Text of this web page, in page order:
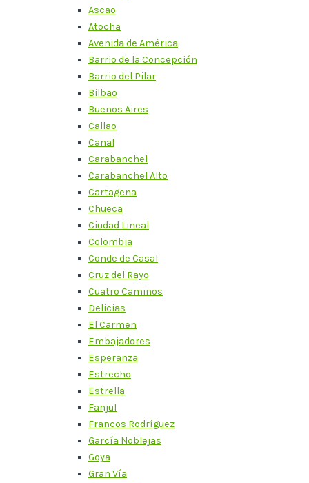
Ascao
Atocha
Avenida de América
Barrio de la Concepción
Barrio del Pilar
Bilbao
Buenos Aires
Callao
Canal
Carabanchel
Carabanchel Alto
Cartagena
Chueca
Ciudad Lineal
Colombia
Conde de Casal
Cruz del Rayo
Cuatro Caminos
Delicias
El Carmen
Embajadores
Esperanza
Estrecho
Estrella
Fanjul
Francos Rodríguez
García Noblejas
Goya
Gran Vía